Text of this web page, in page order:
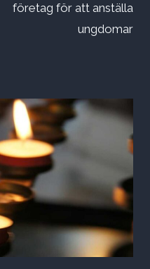
företag för att anställa
ungdomar